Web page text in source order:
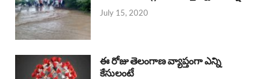
July 15, 2020
ఈ రోజు తెలంగాణ వ్యాప్తంగా ఎన్ని
కేసులంటే